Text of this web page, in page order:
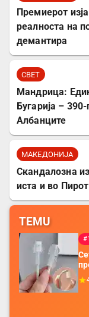
Премиерот
реалноста на
демантира
СВЕТ
Мандрица:
Бугарија –
Албанците
МАКЕДОНИЈА
Скандалозна
иста и во
TEMU